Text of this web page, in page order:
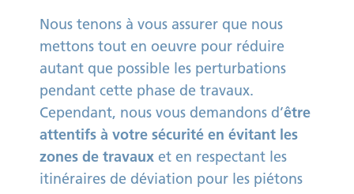
Nous tenons à vous assurer que nous
mettons tout en oeuvre pour réduire
autant que possible les perturbations
pendant cette phase de travaux.
Cependant, nous vous demandons d’être
attentifs à votre sécurité en évitant les
zones de travaux et en respectant les
itinéraires de déviation pour les piétons